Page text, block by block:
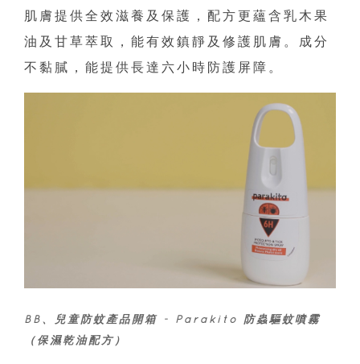
肌膚提供全效滋養及保護，配方更蘊含乳木果
油及甘草萃取，能有效鎮靜及修護肌膚。成分
不黏膩，能提供長達六小時防護屏障。
BB、兒童防蚊產品開箱 - Parakito 防蟲驅蚊噴霧
（保濕乾油配方）